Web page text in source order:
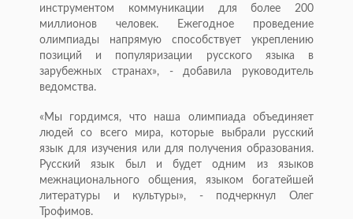
инструментом коммуникации для более 200
миллионов человек. Ежегодное проведение
олимпиады напрямую способствует укреплению
позиций и популяризации русского языка в
зарубежных странах», - добавила руководитель
ведомства.
«Мы гордимся, что наша олимпиада объединяет
людей со всего мира, которые выбрали русский
язык для изучения или для получения образования.
Русский язык был и будет одним из языков
межнационального общения, языком богатейшей
литературы и культуры», - подчеркнул Олег
Трофимов.